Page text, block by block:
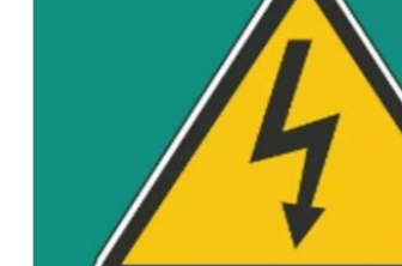
n°6, ainsi que des
sur les restrictions. Les
et des collectivités
Arrêté de
du 07/
Voici l'arrêté
page des
particuliers sont